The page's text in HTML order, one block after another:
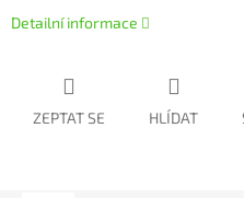
Detailní informace
ZEPTAT SE HLÍDAT